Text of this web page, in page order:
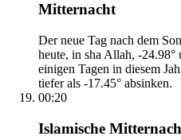
Mitternacht
Der neue Tag nach dem
heute, in sha Allah, -
einigen Tagen in diesem
tiefer als -17.45° absinken.
00:20
Islamische